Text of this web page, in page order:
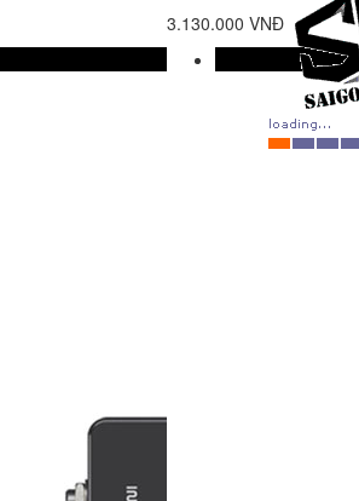
3.130.000 VNĐ